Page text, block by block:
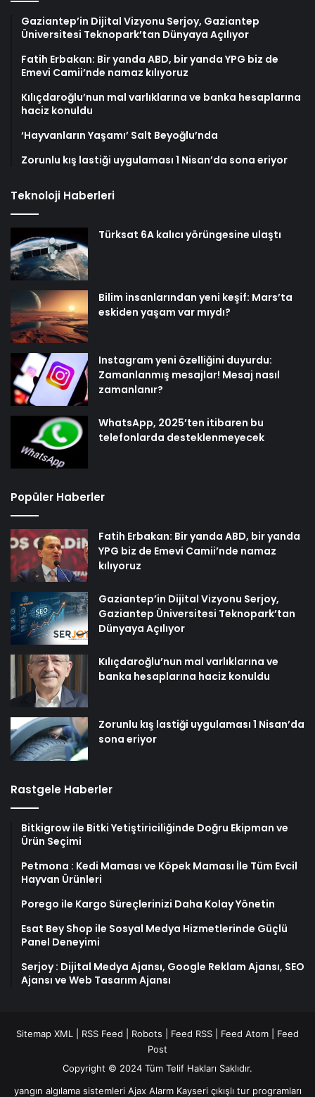
Gaziantep’in Dijital Vizyonu Serjoy, Gaziantep
Üniversitesi Teknopark’tan Dünyaya Açılıyor
Fatih Erbakan: Bir yanda ABD, bir yanda YPG biz de
Emevi Camii’nde namaz kılıyoruz
Kılıçdaroğlu’nun mal varlıklarına ve banka hesaplarına
haciz konuldu
‘Hayvanların Yaşamı’ Salt Beyoğlu’nda
Zorunlu kış lastiği uygulaması 1 Nisan’da sona eriyor
Teknoloji Haberleri
Türksat 6A kalıcı yörüngesine ulaştı
Bilim insanlarından yeni keşif: Mars’ta
eskiden yaşam var mıydı?
Instagram yeni özelliğini duyurdu:
Zamanlanmış mesajlar! Mesaj nasıl
zamanlanır?
WhatsApp, 2025’ten itibaren bu
telefonlarda desteklenmeyecek
Popüler Haberler
Fatih Erbakan: Bir yanda ABD, bir yanda
YPG biz de Emevi Camii’nde namaz
kılıyoruz
Gaziantep’in Dijital Vizyonu Serjoy,
Gaziantep Üniversitesi Teknopark’tan
Dünyaya Açılıyor
Kılıçdaroğlu’nun mal varlıklarına ve
banka hesaplarına haciz konuldu
Zorunlu kış lastiği uygulaması 1 Nisan’da
sona eriyor
Rastgele Haberler
Bitkigrow ile Bitki Yetiştiriciliğinde Doğru Ekipman ve
Ürün Seçimi
Petmona : Kedi Maması ve Köpek Maması İle Tüm Evcil
Hayvan Ürünleri
Porego ile Kargo Süreçlerinizi Daha Kolay Yönetin
Esat Bey Shop ile Sosyal Medya Hizmetlerinde Güçlü
Panel Deneyimi
Serjoy : Dijital Medya Ajansı, Google Reklam Ajansı, SEO
Ajansı ve Web Tasarım Ajansı
Sitemap XML RSS Feed Robots Feed RSS Feed Atom
Feed
Post
Copyright © 2024 Tüm Telif Hakları Saklıdır.
yangın algılama sistemleri Ajax Alarm Kayseri çıkışlı tur programları